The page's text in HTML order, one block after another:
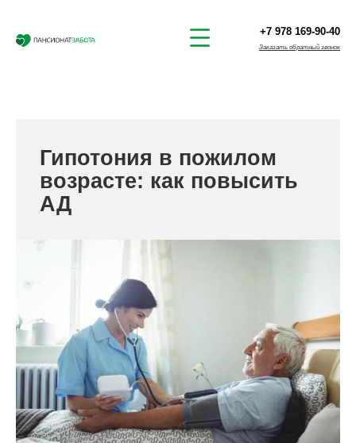
+7 978 169-90-40
Заказать обратный звонок
Гипотония в пожилом
возрасте: как повысить
АД